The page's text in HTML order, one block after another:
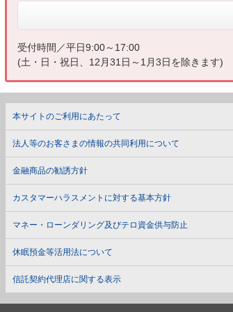
受付時間／平日9:00～17:00
(土・日・祝日、12月31日～1月3日を除きます)
本サイトのご利用にあたって
法人等のお客さまの情報の共同利用について
金融商品の勧誘方針
カスタマーハラスメントに対する基本方針
マネー・ローンダリング及びテロ資金供与防止
休眠預金等活用法について
信託契約代理店に関する表示